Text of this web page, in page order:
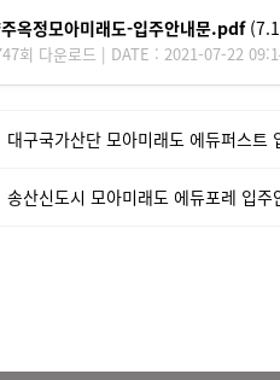
옥정모아미래도-입주안내문.pdf
회 다운로드 | DATE : 2021-07-22
대구국가산단 모아미래도 에듀퍼스트
송산신도시 모아미래도 에듀포레 입주